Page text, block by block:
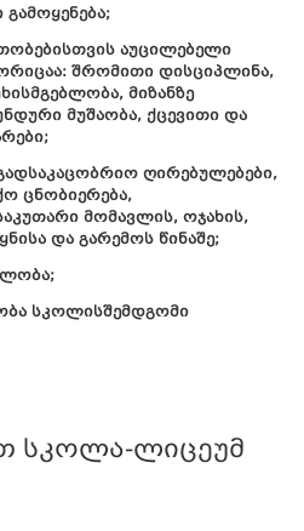
აუცილებელი
შრომითი დისციპლინა,
მიზანზე
მუშაობა, ქცევითი და
ღირებულებები,
ცნობიერება,
მომავლის, ოჯახის,
და გარემოს წინაშე;
სკოლისშემდგომი
სკოლა-ლიცეუმ